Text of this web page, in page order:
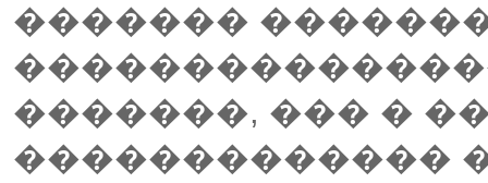
�������
�������, ��� �
�������������